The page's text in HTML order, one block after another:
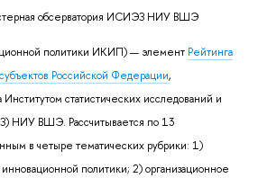
обсерватория ИСИЭЗ НИУ ВШЭ
политики ИКИП) — элемент Рейтинга
Российской Федерации,
статистических исследований и
НИУ ВШЭ. Рассчитывается по 13
в четыре тематических рубрики: 1)
инновационной политики; 2) организационное